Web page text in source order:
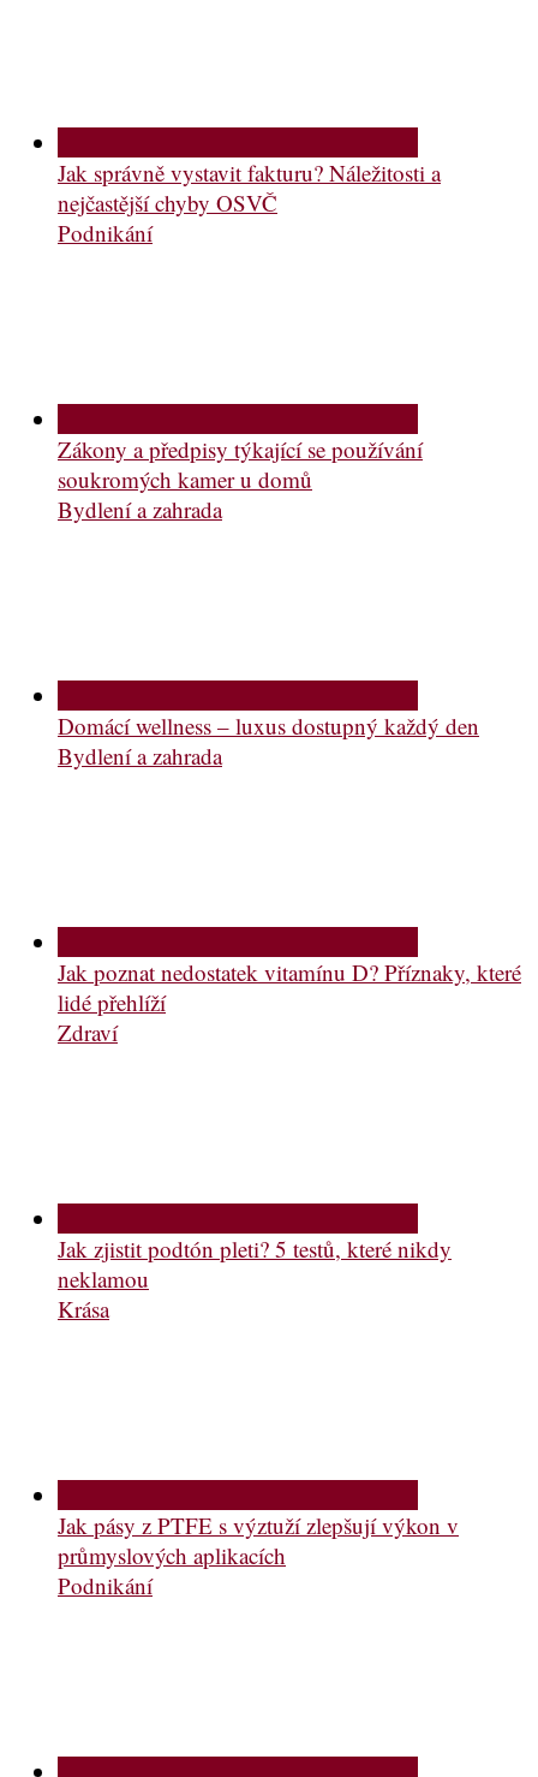
Jak správně vystavit fakturu? Náležitosti a
nejčastější chyby OSVČ
Podnikání
Zákony a předpisy týkající se používání
soukromých kamer u domů
Bydlení a zahrada
Domácí wellness – luxus dostupný každý den
Bydlení a zahrada
Jak poznat nedostatek vitamínu D? Příznaky, které
lidé přehlíží
Zdraví
Jak zjistit podtón pleti? 5 testů, které nikdy
neklamou
Krása
Jak pásy z PTFE s výztuží zlepšují výkon v
průmyslových aplikacích
Podnikání